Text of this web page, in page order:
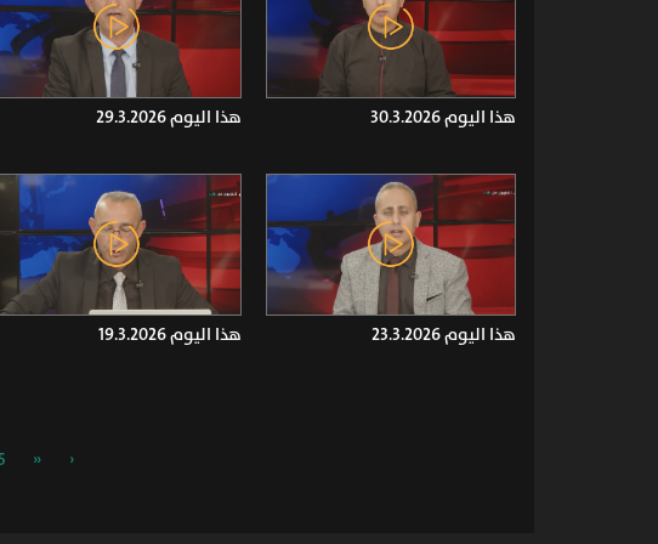
هذا اليوم 30.3.2026 هذا اليوم 29.3.2026
هذا اليوم 23.3.2026 هذا اليوم 19.3.2026
‹
«
5